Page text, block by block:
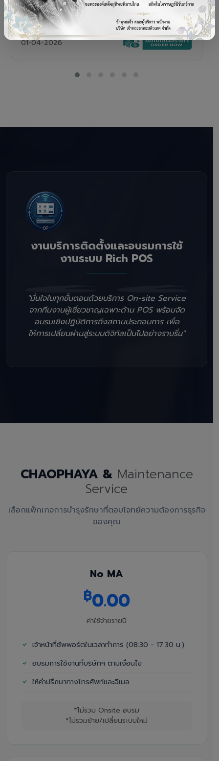
SENOR V+5s
เครื่อง POS All-in-One Touch Screen ดีไซน์พรีเมียม
01-04-2026
งานบริการติดตั้งและอบรมการใช้
งานระบบ Rich POS
"มั่นใจในทุกขั้นตอนด้วยบริการ On-site Service
จากทีมงานผู้เชี่ยวชาญเฉพาะด้าน POS พร้อมจัด
อบรมเชิงปฏิบัติการถึงสถานประกอบการ เพื่อ
ให้การเปลี่ยนผ่านสู่ระบบดิจิทัลเป็นไปอย่างราบรื่น"
CHAOPHAYA & Maintenance
Service
เลือกแพ็กเกจการบำรุงรักษาที่ตอบโจทย์ความต้องการธุรกิจ
ของคุณ
No MA
฿0.00
ค่าใช้จ่ายรายปี
เจ้าหน้าที่ซัพพอร์ตในเวลาทำการ (08:30 - 17:30 น.)
อบรมการใช้งานที่บริษัทฯ ตามเงื่อนไข
ให้คำปรึกษาทางโทรศัพท์และอีเมล
*ไม่รวม Onsite อบรม
*ไม่รวมย้าย/เปลี่ยนระบบใหม่